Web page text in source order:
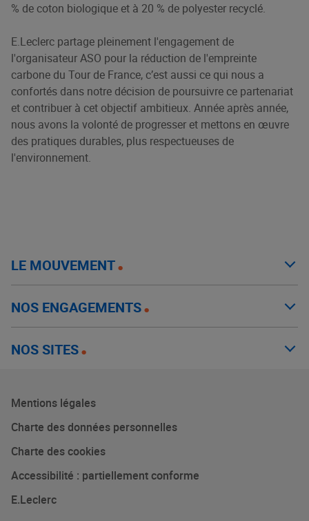
% de coton biologique et à 20 % de polyester recyclé.
E.Leclerc partage pleinement l'engagement de
l'organisateur ASO pour la réduction de l'empreinte
carbone du Tour de France, c’est aussi ce qui nous a
confortés dans notre décision de poursuivre ce partenariat
et contribuer à cet objectif ambitieux. Année après année,
nous avons la volonté de progresser et mettons en œuvre
des pratiques durables, plus respectueuses de
l'environnement.
LE MOUVEMENT
NOS ENGAGEMENTS
NOS SITES
Mentions légales
Charte des données personnelles
Charte des cookies
Accessibilité : partiellement conforme
E.Leclerc